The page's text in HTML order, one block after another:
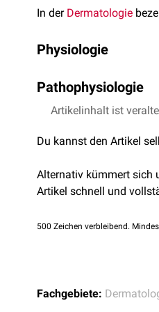
In der Dermatologie
Physiologie
obersten, verhornten
Eine kontinuierliche
Pathophysiologie
Die pathologische
Verstärkte
Die Schuppen selbst
Parakeratose:
Artikelinhalt ist
Du kannst den Artikel
Alternativ kümmert sich
Artikel schnell und
500 Zeichen verbleibend.
Fachgebiete: